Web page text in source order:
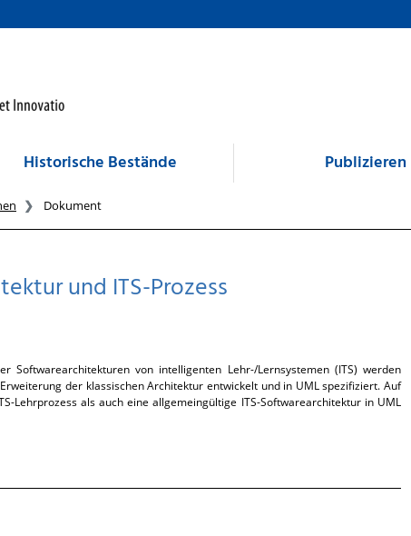
Historische Bestände Publizieren
Dokument
und ITS-Prozess
Softwarearchitekturen von intelligenten Lehr-/Lernsystemen (ITS) werden
der klassischen Architektur entwickelt und in UML spezifiziert. Auf
Lehrprozess als auch eine allgemeingültige ITS-Softwarearchitektur in UML